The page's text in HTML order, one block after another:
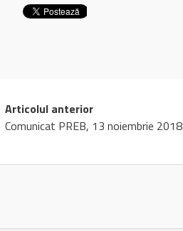
Articolul anterior
Comunicat PREB, 13 noiembrie 2018